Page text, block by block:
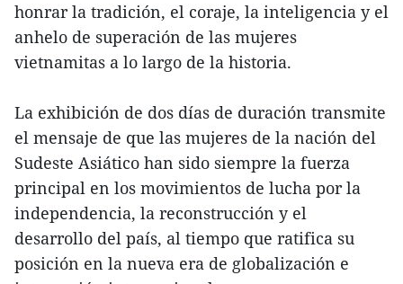
honrar la tradición, el coraje, la inteligencia y el
anhelo de superación de las mujeres
vietnamitas a lo largo de la historia.
La exhibición de dos días de duración transmite
el mensaje de que las mujeres de la nación del
Sudeste Asiático han sido siempre la fuerza
principal en los movimientos de lucha por la
independencia, la reconstrucción y el
desarrollo del país, al tiempo que ratifica su
posición en la nueva era de globalización e